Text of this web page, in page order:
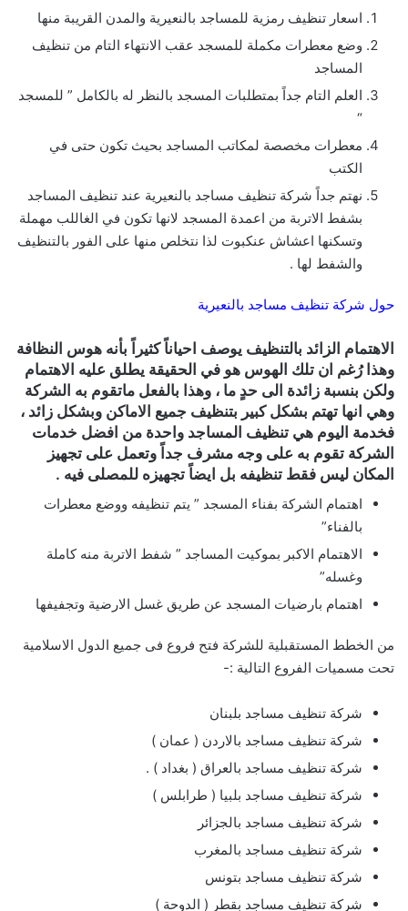
اسعار تنظيف رمزية للمساجد بالنعيرية والمدن القريبة منها
وضع معطرات مكملة للمسجد عقب الانتهاء التام من تنظيف
المساجد
العلم التام جداً بمتطلبات المسجد بالنظر له بالكامل ” للمسجد
“
معطرات مخصصة لمكاتب المساجد بحيث تكون حتى في
الكتب
نهتم جداً شركة تنظيف مساجد بالنعيرية عند تنظيف المساجد
بشفط الاتربة من اعمدة المسجد لانها تكون في الغاللب مهملة
وتسكنها اعشاش عنكبوت لذا نتخلص منها على الفور بالتنظيف
والشفط لها .
حول شركة تنظيف مساجد بالنعيرية
الاهتمام الزائد بالتنظيف يوصف احياناً كثيراً بأنه هوس النظافة
وهذا رُغم ان تلك الهوس هو في الحقيقة يطلق عليه الاهتمام
ولكن بنسبة زائدة الى حدٍ ما ، وهذا بالفعل ماتقوم به الشركة
وهي انها تهتم بشكل كبير بتنظيف جميع الاماكن وبشكل زائد ،
فخدمة اليوم هي تنظيف المساجد واحدة من افضل خدمات
الشركة تقوم به على وجه مشرف جداً وتعمل على تجهيز
المكان ليس فقط تنظيفه بل ايضاً تجهيزه للمصلى فيه .
اهتمام الشركة بفناء المسجد ” يتم تنظيفه ووضع معطرات
بالفناء”
الاهتمام الاكبر بموكيت المساجد ” شفط الاتربة منه كاملة
وغسله”
اهتمام بارضيات المسجد عن طريق غسل الارضية وتجفيفها
من الخطط المستقبلية للشركة فتح فروع فى جميع الدول الاسلامية
تحت مسميات الفروع التالية :-
شركة تنظيف مساجد بلبنان
شركة تنظيف مساجد بالاردن ( عمان )
شركة تنظيف مساجد بالعراق ( بغداد ) .
شركة تنظيف مساجد بلبيا ( طرابلس )
شركة تنظيف مساجد بالجزائر
شركة تنظيف مساجد بالمغرب
شركة تنظيف مساجد بتونس
شركة تنظيف مساجد بقطر ( الدوحة )